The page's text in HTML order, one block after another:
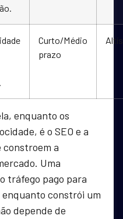
Curto/Médio
prazo
enquanto os
é o SEO e a
a
Uma
tráfego pago para
constrói um
depende de